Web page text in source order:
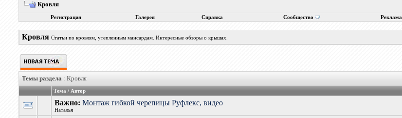
Кровля
Регистрация Галерея Справка Сообщество Реклама
Кровля Статьи по кровлям, утепленным мансардам. Интересные обзоры о крышах.
Темы раздела : Кровля
Тема / Автор
Важно:Монтаж гибкой черепицы Руфлекс, видео
Наталья